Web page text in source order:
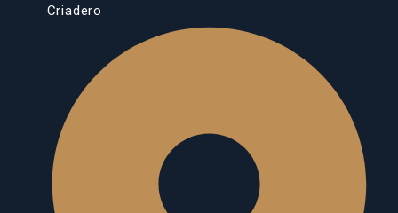
Criadero